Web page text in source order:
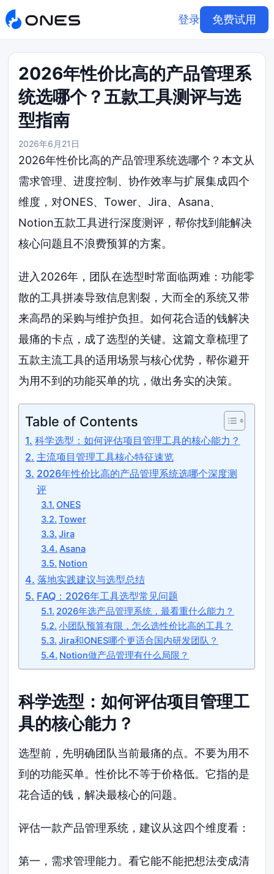
登录 免费试用
2026年性价比高的产品管理系
统选哪个？五款工具测评与选
型指南
2026年6月21日
2026年性价比高的产品管理系统选哪个？本文从
需求管理、进度控制、协作效率与扩展集成四个
维度，对ONES、Tower、Jira、Asana、
Notion五款工具进行深度测评，帮你找到能解决
核心问题且不浪费预算的方案。
进入2026年，团队在选型时常面临两难：功能零
散的工具拼凑导致信息割裂，大而全的系统又带
来高昂的采购与维护负担。如何花合适的钱解决
最痛的卡点，成了选型的关键。这篇文章梳理了
五款主流工具的适用场景与核心优势，帮你避开
为用不到的功能买单的坑，做出务实的决策。
Table of Contents
科学选型：如何评估项目管理工具的核心能力？
主流项目管理工具核心特征速览
2026年性价比高的产品管理系统选哪个深度测
评
ONES
Tower
Jira
Asana
Notion
落地实践建议与选型总结
FAQ：2026年工具选型常见问题
2026年选产品管理系统，最看重什么能力？
小团队预算有限，怎么选性价比高的工具？
Jira和ONES哪个更适合国内研发团队？
Notion做产品管理有什么局限？
科学选型：如何评估项目管理工
具的核心能力？
选型前，先明确团队当前最痛的点。不要为用不
到的功能买单。性价比不等于价格低。它指的是
花合适的钱，解决最核心的问题。
评估一款产品管理系统，建议从这四个维度看：
第一，需求管理能力。看它能不能把想法变成清